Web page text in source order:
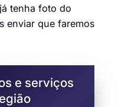
tenha foto do
enviar que faremos
e serviços